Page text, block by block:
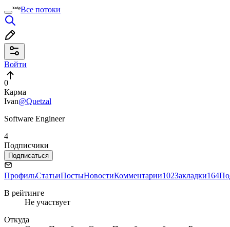
Все потоки
Войти
0
Карма
Ivan@Quetzal
Software Engineer
4
Подписчики
Подписаться
ПрофильСтатьиПостыНовостиКомментарии102Закладки164
В рейтинге
Не участвует
Откуда